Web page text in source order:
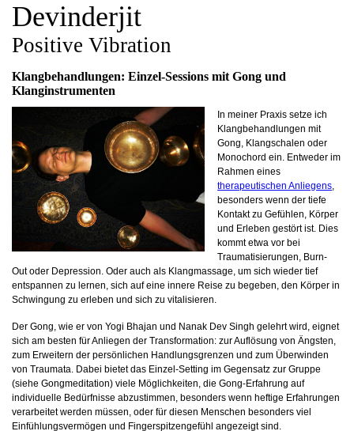
Devinderjit
Positive Vibration
Klangbehandlungen: Einzel-Sessions mit Gong und
Klanginstrumenten
In meiner Praxis setze ich
Klangbehandlungen mit
Gong, Klangschalen oder
Monochord ein. Entweder im
Rahmen eines
therapeutischen Anliegens,
besonders wenn der tiefe
Kontakt zu Gefühlen, Körper
und Erleben gestört ist. Dies
kommt etwa vor bei
Traumatisierungen, Burn-
Out oder Depression. Oder auch als Klangmassage, um sich wieder tief
entspannen zu lernen, sich auf eine innere Reise zu begeben, den Körper in
Schwingung zu erleben und sich zu vitalisieren.
Der Gong, wie er von Yogi Bhajan und Nanak Dev Singh gelehrt wird, eignet
sich am besten für Anliegen der Transformation: zur Auflösung von Ängsten,
zum Erweitern der persönlichen Handlungsgrenzen und zum Überwinden
von Traumata. Dabei bietet das Einzel-Setting im Gegensatz zur Gruppe
(siehe Gongmeditation) viele Möglichkeiten, die Gong-Erfahrung auf
individuelle Bedürfnisse abzustimmen, besonders wenn heftige Erfahrungen
verarbeitet werden müssen, oder für diesen Menschen besonders viel
Einfühlungsvermögen und Fingerspitzengefühl angezeigt sind.